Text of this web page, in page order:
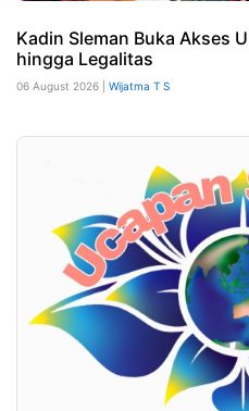
Kadin Sleman Buka Akses
hingga Legalitas
06 August 2026 | Wijatma T S